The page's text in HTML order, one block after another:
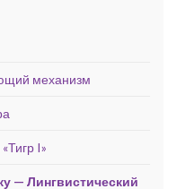
механизм
I»
— Лингвистический